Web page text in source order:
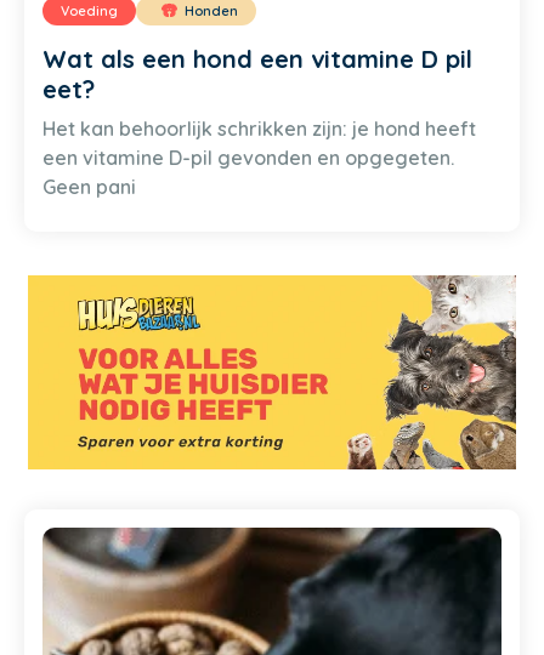
Voeding Honden
Wat als een hond een vitamine D pil
eet?
Het kan behoorlijk schrikken zijn: je hond heeft
een vitamine D-pil gevonden en opgegeten.
Geen pani